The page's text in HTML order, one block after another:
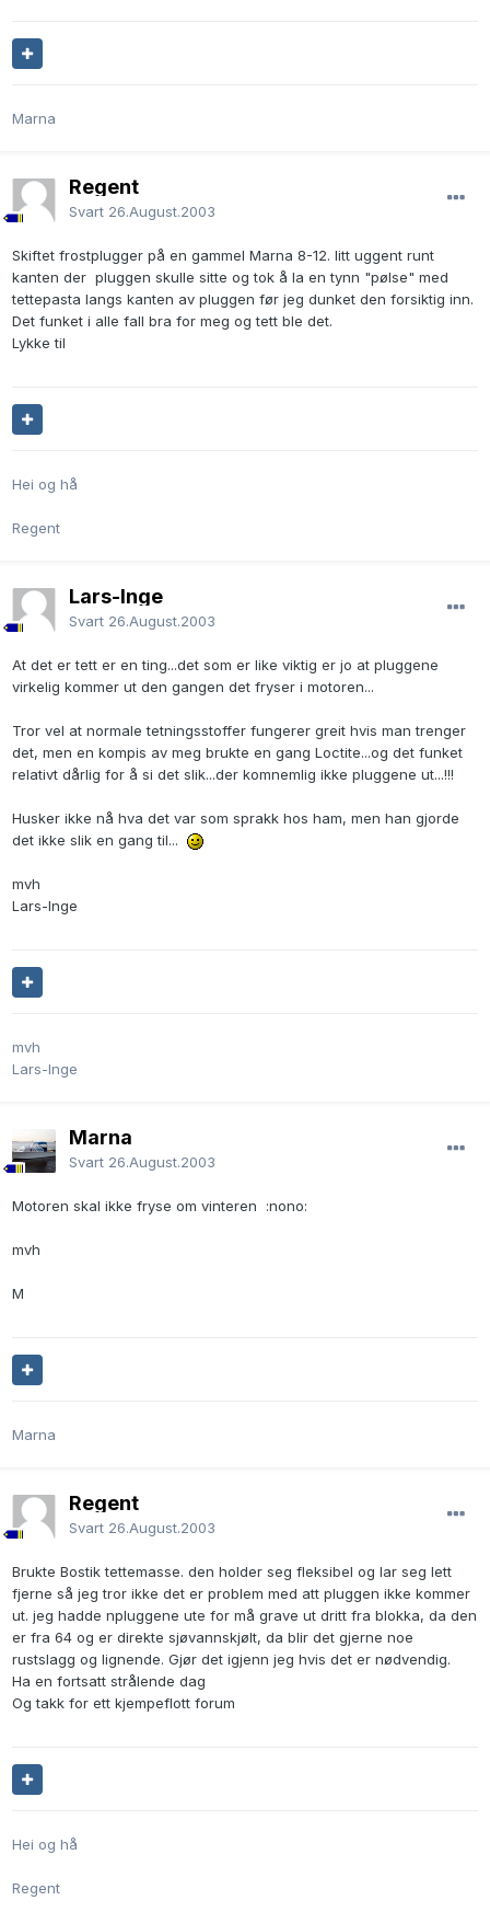
Marna
Regent
Svart 26.August.2003
Skiftet frostplugger på en gammel Marna 8-12. litt uggent runt
kanten der pluggen skulle sitte og tok å la en tynn "pølse" med
tettepasta langs kanten av pluggen før jeg dunket den forsiktig inn.
Det funket i alle fall bra for meg og tett ble det.
Lykke til
Hei og hå
Regent
Lars-Inge
Svart 26.August.2003
At det er tett er en ting...det som er like viktig er jo at pluggene
virkelig kommer ut den gangen det fryser i motoren...
Tror vel at normale tetningsstoffer fungerer greit hvis man trenger
det, men en kompis av meg brukte en gang Loctite...og det funket
relativt dårlig for å si det slik...der komnemlig ikke pluggene ut...!!!
Husker ikke nå hva det var som sprakk hos ham, men han gjorde
det ikke slik en gang til...
mvh
Lars-Inge
mvh
Lars-Inge
Marna
Svart 26.August.2003
Motoren skal ikke fryse om vinteren :nono:
mvh
M
Marna
Regent
Svart 26.August.2003
Brukte Bostik tettemasse. den holder seg fleksibel og lar seg lett
fjerne så jeg tror ikke det er problem med att pluggen ikke kommer
ut. jeg hadde npluggene ute for må grave ut dritt fra blokka, da den
er fra 64 og er direkte sjøvannskjølt, da blir det gjerne noe
rustslagg og lignende. Gjør det igjenn jeg hvis det er nødvendig.
Ha en fortsatt strålende dag
Og takk for ett kjempeflott forum
Hei og hå
Regent